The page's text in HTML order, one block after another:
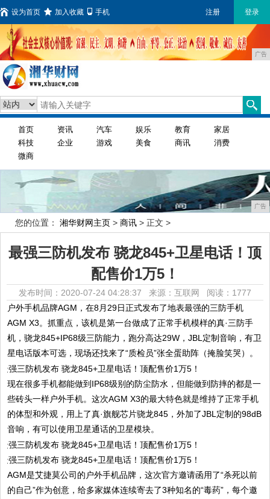
设为首页 加入收藏 手机 注册 登录
广告
首页 资讯 汽车 娱乐 教育
家居
科技
企业 游戏 美食 商讯
消费
微商
广告
您的位置： 湘华财网主页 > 商讯 > 正文 >
最强三防机发布 骁龙845+卫星电话！顶
配售价1万5！
发布时间：2020-07-24 04:28:37 来源：互联网 阅读：1777
户外手机品牌AGM，在8月29日正式发布了地表最强的三防手机
AGM X3。抓重点，该机是第一台做成了正常手机模样的真·三防手
机，骁龙845+IP68级三防能力，跑分高达29W，JBL定制音响，有卫
星电话版本可选，现场还找来了“质检员”张全蛋助阵（掩脸笑哭）。
现在很多手机都能做到IP68级别的防尘防水，但能做到防摔的都是一
些砖头一样户外手机。这次AGM X3的最大特色就是维持了正常手机
的体型和外观，用上了真·旗舰芯片骁龙845，外加了JBL定制的98dB
音响，有可以使用卫星通话的卫星模块。
AGM是艾捷莫公司的户外手机品牌，这次官方邀请函用了“杀死以前
的自己”作为创意，给多家媒体连续寄去了3种知名的“毒药”，每个邀